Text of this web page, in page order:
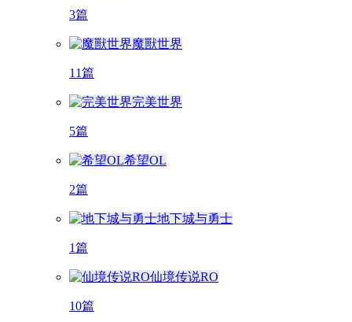
3篇
魔獸世界
11篇
完美世界
5篇
希望OL
2篇
地下城与勇士
1篇
仙境传说RO
10篇